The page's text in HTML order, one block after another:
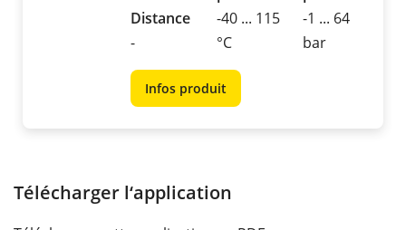
Distance
-
-40 ... 115
°C
-1 ... 64
bar
Infos produit
Télécharger l‘application